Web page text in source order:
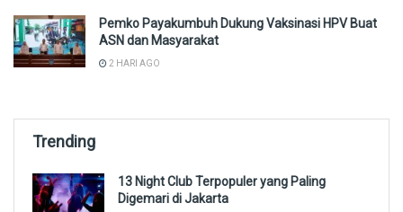
Pemko Payakumbuh Dukung Vaksinasi HPV Buat
ASN dan Masyarakat
2 HARI AGO
Trending
13 Night Club Terpopuler yang Paling
Digemari di Jakarta